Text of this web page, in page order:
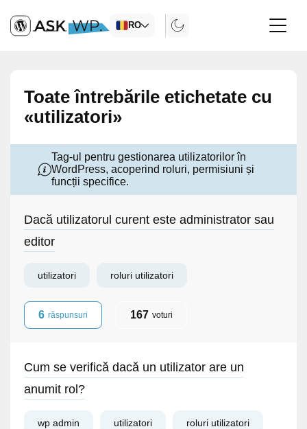
RO
Toate întrebările etichetate cu
«utilizatori»
Tag-ul pentru gestionarea utilizatorilor în
WordPress, acoperind roluri, permisiuni și
funcții specifice.
Dacă utilizatorul curent este administrator sau
editor
utilizatori roluri utilizatori
6 răspunsuri 167 voturi
Cum se verifică dacă un utilizator are un
anumit rol?
wp admin utilizatori roluri utilizatori